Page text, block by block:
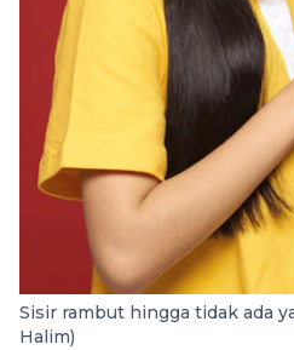
Sisir rambut hingga tidak ada
Halim)